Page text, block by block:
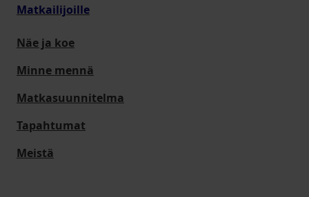
Matkailijoille
Näe ja koe
Minne mennä
Matkasuunnitelma
Tapahtumat
Meistä